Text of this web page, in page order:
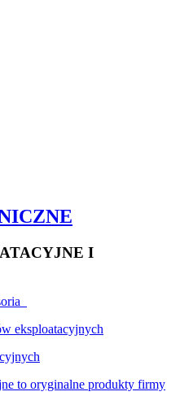
I
eksploatacyjnych
to oryginalne produkty firmy